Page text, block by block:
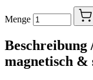
Menge
Beschreibung
magnetisch &